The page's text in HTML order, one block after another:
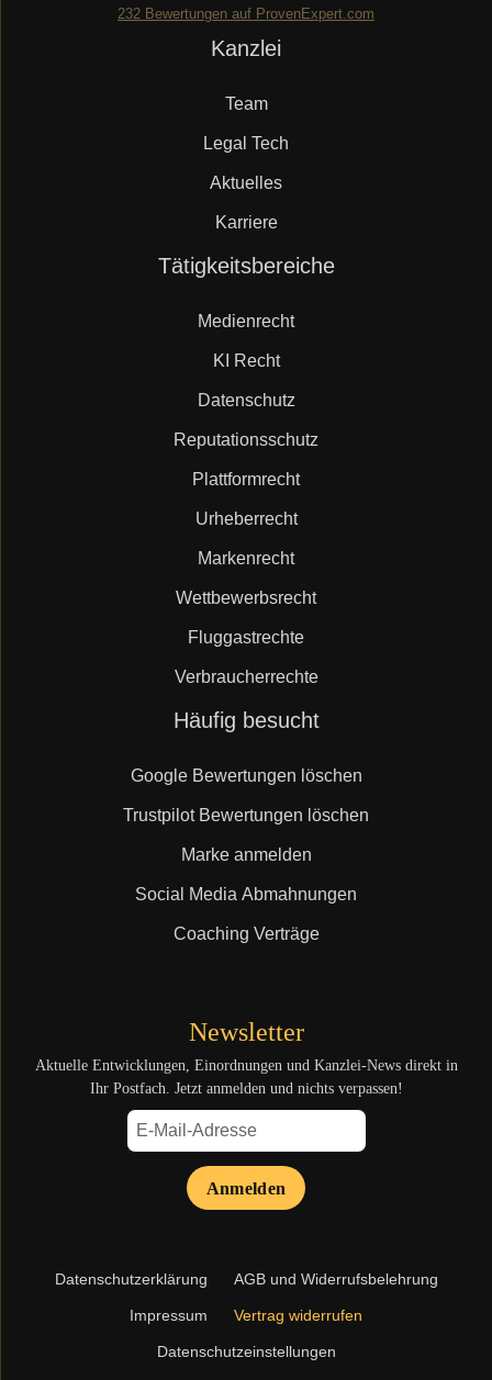
Mueller.legal
232 Bewertungen auf ProvenExpert.com
Kanzlei
Team
Legal Tech
Aktuelles
Karriere
Tätigkeitsbereiche
Medienrecht
KI Recht
Datenschutz
Reputationsschutz
Plattformrecht
Urheberrecht
Markenrecht
Wettbewerbsrecht
Fluggastrechte
Verbraucherrechte
Häufig besucht
Google Bewertungen löschen
Trustpilot Bewertungen löschen
Marke anmelden
Social Media Abmahnungen
Coaching Verträge
Newsletter
Aktuelle Entwicklungen, Einordnungen und Kanzlei-News direkt in
Ihr Postfach. Jetzt anmelden und nichts verpassen!
Anmelden
Navigation
Datenschutzerklärung AGB und Widerrufsbelehrung
Impressum Vertrag widerrufen
Datenschutzeinstellungen